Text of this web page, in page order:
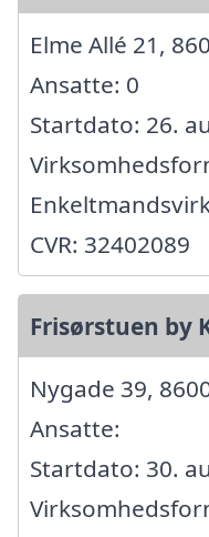
Elme Allé 21,
Ansatte: 0
Startdato: 26.
CVR: 32402089
Frisørstuen by
Nygade 39,
Ansatte:
Startdato: 30.